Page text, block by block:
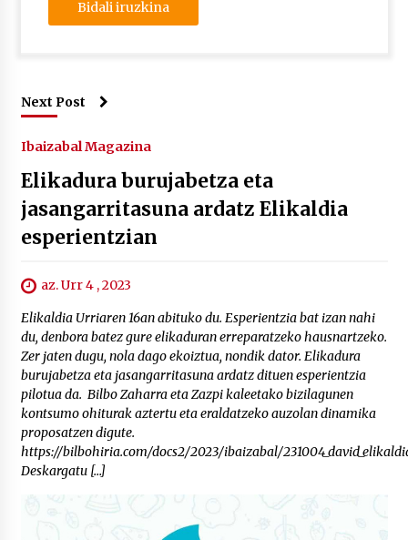
Next Post
Ibaizabal Magazina
Elikadura burujabetza eta
jasangarritasuna ardatz Elikaldia
esperientzian
az. Urr 4 , 2023
Elikaldia Urriaren 16an abituko du. Esperientzia bat izan nahi
du, denbora batez gure elikaduran erreparatzeko hausnartzeko.
Zer jaten dugu, nola dago ekoiztua, nondik dator. Elikadura
burujabetza eta jasangarritasuna ardatz dituen esperientzia
pilotua da. Bilbo Zaharra eta Zazpi kaleetako bizilagunen
kontsumo ohiturak aztertu eta eraldatzeko auzolan dinamika
proposatzen digute.
https://bilbohiria.com/docs2/2023/ibaizabal/
Deskargatu […]